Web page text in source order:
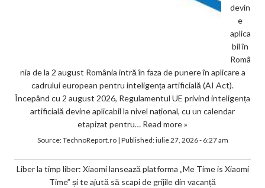
devin
e
aplica
bil în
Româ
nia de la 2 august România intră în faza de punere în aplicare a
cadrului european pentru inteligența artificială (AI Act).
Începând cu 2 august 2026, Regulamentul UE privind inteligența
artificială devine aplicabil la nivel național, cu un calendar
etapizat pentru… Read more »
Source:TechnoReport.ro| Published:iulie 27, 2026 - 6:27 am
Liber la timp liber: Xiaomi lansează platforma „Me Time is Xiaomi
Time” și te ajută să scapi de grijile din vacanță